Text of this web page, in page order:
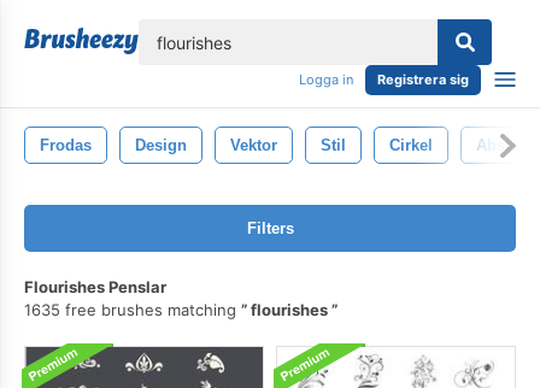
Logga in Registrera sig
Frodas Design Vektor Stil Cirkel Abstrakt
Filters
Flourishes Penslar
1635 free brushes matching
flourishes